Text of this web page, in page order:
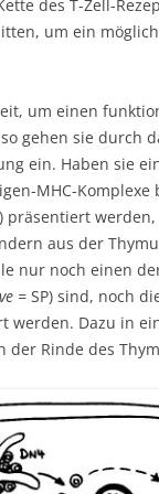
des T-Zell-
um ein
um einen
gehen sie durch
ein. Haben sie
MHC-
präsentiert
aus der
nur noch einen
= SP) sind, noch
werden. Dazu in
Rinde des